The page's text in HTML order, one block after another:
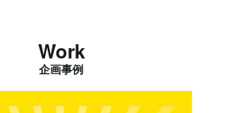
Work
企画事例